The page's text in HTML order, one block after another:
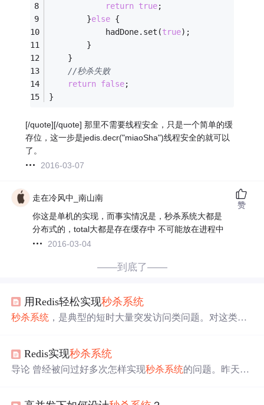
return true;
		}
else {
			hadDone.set(
true);
		}
	}
//秒杀失败
return false;
}
[/quote][/quote] 那里不需要线程安全，只是一个简单的缓
存位，这一步是jedis.decr("miaoSha")线程安全的就可以
了。
2016-03-07
走在冷风中_南山南
你这是单机的实现，而事实情况是，秒杀系统大都是
分布式的，total大都是存在缓存中 不可能放在进程中
2016-03-04
赞
——到底了——
用Redis轻松实现秒杀系统
秒杀系统 ，是典型的短时大量突发访问类问题。对这类问
时负载多大，都能轻松应对。更好的是，Redis能够满足上
述三点。因此，用Redis就能轻松实现秒杀系统。 用我这个
Redis实现秒杀系统
导论 曾经被问过好多次怎样实现秒杀系统的问题。昨天又